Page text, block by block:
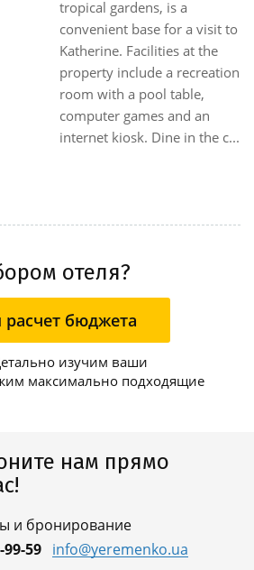
fellow travellers. Located
only 5 minutes walk from
the Post Office and shopping
centre. The best things about
our place, except for the
great location, facilities,
отеля?
бюджета
изучим ваши
максимально подходящие
нам прямо
и бронирование
99-59 info@yeremenko.ua